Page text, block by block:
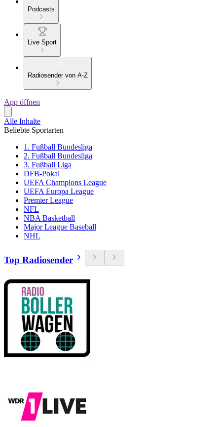
Podcasts
Live Sport
Radiosender von A-Z
App öffnen
Alle Inhalte
Beliebte Sportarten
1. Fußball Bundesliga
2. Fußball Bundesliga
3. Fußball Liga
DFB-Pokal
UEFA Champions League
UEFA Europa League
Premier League
NFL
NBA Basketball
Major League Baseball
NHL
Top Radiosender